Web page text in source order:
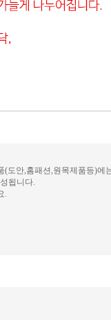
(도안,홈패션,원목제품등)에
됩니다.
.